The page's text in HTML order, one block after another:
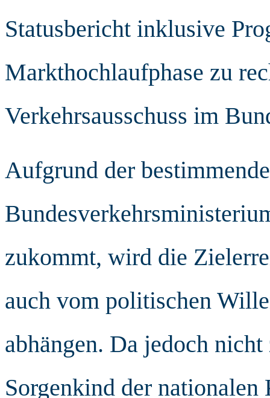
Statusbericht inklusive
Markthochlaufphase zu
Verkehrsausschuss im
Aufgrund der
zukommt, wird die
auch vom politischen
abhängen. Da jedoch
Sorgenkind der